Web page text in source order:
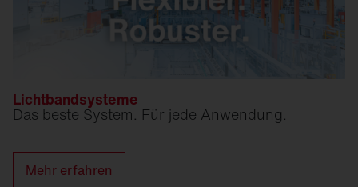
Lichtbandsysteme
Das beste System. Für jede Anwendung.
Mehr erfahren